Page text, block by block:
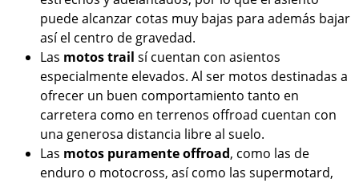
puede alcanzar cotas muy bajas para además bajar
así el centro de gravedad.
Las motos trail sí cuentan con asientos
especialmente elevados. Al ser motos destinadas a
ofrecer un buen comportamiento tanto en
carretera como en terrenos offroad cuentan con
una generosa distancia libre al suelo.
Las motos puramente offroad, como las de
enduro o motocross, así como las supermotard,